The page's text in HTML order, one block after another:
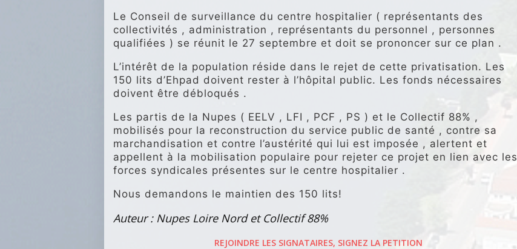
Le Conseil de surveillance du centre hospitalier ( représentants des
collectivités , administration , représentants du personnel , personnes
qualifiées ) se réunit le 27 septembre et doit se prononcer sur ce plan .
L’intérêt de la population réside dans le rejet de cette privatisation. Les
150 lits d’Ehpad doivent rester à l’hôpital public. Les fonds nécessaires
doivent être débloqués .
Les partis de la Nupes ( EELV , LFI , PCF , PS ) et le Collectif 88% ,
mobilisés pour la reconstruction du service public de santé , contre sa
marchandisation et contre l’austérité qui lui est imposée , alertent et
appellent à la mobilisation populaire pour rejeter ce projet en lien avec les
forces syndicales présentes sur le centre hospitalier .
Nous demandons le maintien des 150 lits!
Auteur : Nupes Loire Nord et Collectif 88%
REJOINDRE LES SIGNATAIRES, SIGNEZ LA PETITION